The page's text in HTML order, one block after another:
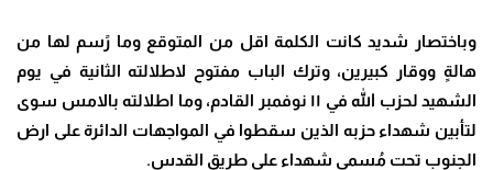
وباختصار شديد كانت الكلمة اقل من المتوقع وما رًسم لها من
هالةٍ ووقار كبيرين، وترك الباب مفتوح لاطلالته الثانية في يوم
الشهيد لحزب الله في ١١ نوفمبر القادم، وما اطلالته بالامس سوى
لتأبين شهداء حزبه الذين سقطوا في المواجهات الدائرة على ارض
الجنوب تحت مُسمى شهداء على طريق القدس.